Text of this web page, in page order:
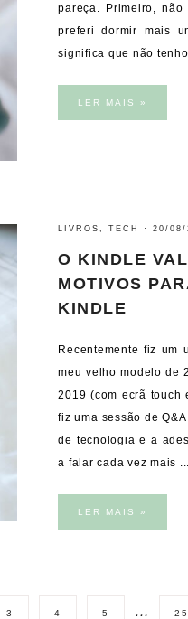
pareça. Primeiro,
preferi dormir mais
significa que não tenho
LER MAIS »
LIVROS,TECH ·20/08/
O KINDLE
MOTIVOS
KINDLE
Recentemente fiz um
meu velho modelo de
2019 (com ecrã touch
fiz uma sessão de
de tecnologia e a
a falar cada vez mais ...
LER MAIS »
3 4 5 …